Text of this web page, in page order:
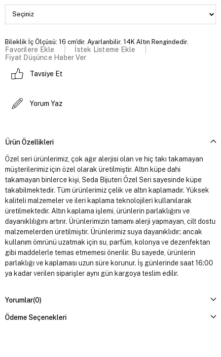
Bileklik İç Ölçüsü: 16 cm'dir. Ayarlanbilir. 14K Altın Rengindedir.
Favorilere Ekle
İstek Listeme Ekle
Fiyat Düşünce Haber Ver
Tavsiye Et
Yorum Yaz
Ürün Özellikleri
Özel seri ürünlerimiz, çok ağır alerjisi olan ve hiç takı takamayan
müşterilerimiz için özel olarak üretilmiştir. Altın küpe dahi
takamayan binlerce kişi, Seda Bijuteri Özel Seri sayesinde küpe
takabilmektedir. Tüm ürünlerimiz çelik ve altın kaplamadır. Yüksek
kaliteli malzemeler ve ileri kaplama teknolojileri kullanılarak
üretilmektedir. Altın kaplama işlemi, ürünlerin parlaklığını ve
dayanıklılığını artırır. Ürünlerimizin tamamı alerji yapmayan, cilt dostu
malzemelerden üretilmiştir. Ürünlerimiz suya dayanıklıdır; ancak
kullanım ömrünü uzatmak için su, parfüm, kolonya ve dezenfektan
gibi maddelerle temas etmemesi önerilir. Bu sayede, ürünlerin
parlaklığı ve kaplaması uzun süre korunur. İş günlerinde saat 16:00
ya kadar verilen siparişler aynı gün kargoya teslim edilir.
Yorumlar(0)
Ödeme Seçenekleri